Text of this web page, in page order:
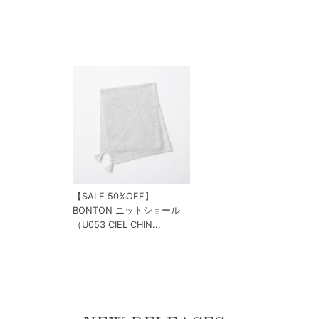
【SALE 50%OFF】
BONTON ニットショール
（U053 CIEL CHIN...